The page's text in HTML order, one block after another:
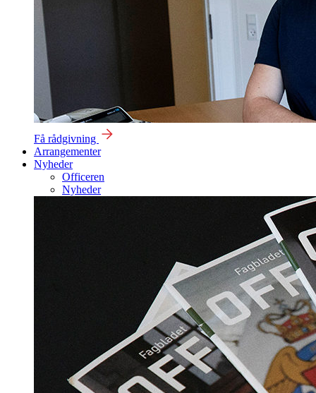
Få rådgivning
Arrangementer
Nyheder
Officeren
Nyheder